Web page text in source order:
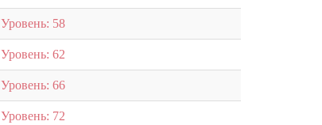
Уровень: 58
Уровень: 62
Уровень: 66
Уровень: 72